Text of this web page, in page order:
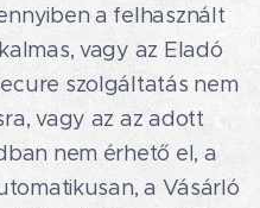
a felhasznált
vagy az Eladó
szolgáltatás nem
vagy az az adott
nem érhető el, a
a Vásárló